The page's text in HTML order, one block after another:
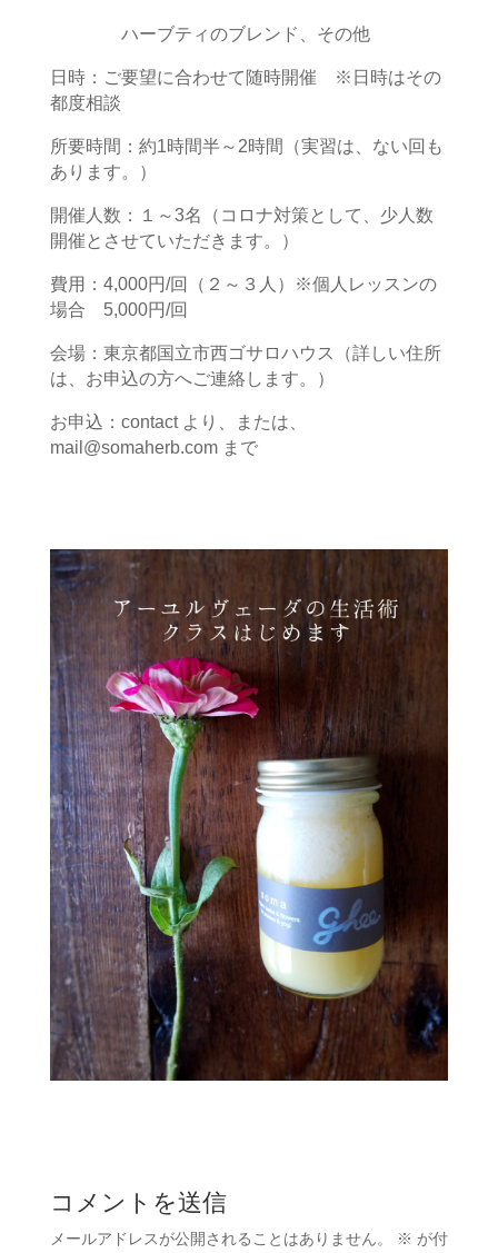
ハーブティのブレンド、その他
日時：ご要望に合わせて随時開催 ※日時はその
都度相談
所要時間：約1時間半～2時間（実習は、ない回も
あります。）
開催人数：１～3名（コロナ対策として、少人数
開催とさせていただきます。）
費用：4,000円/回（２～３人）※個人レッスンの
場合 5,000円/回
会場：東京都国立市西ゴサロハウス（詳しい住所
は、お申込の方へご連絡します。）
お申込：contact より、または、
mail@somaherb.com まで
コメントを送信
メールアドレスが公開されることはありません。 ※ が付